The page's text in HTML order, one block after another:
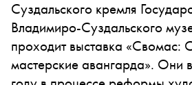
Суздальского кремля
Владимиро-Суздальского
проходит выставка «Свомас:
мастерские авангарда». Они